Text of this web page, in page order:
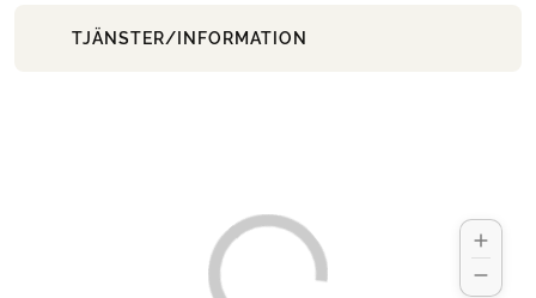
TJÄNSTER/INFORMATION